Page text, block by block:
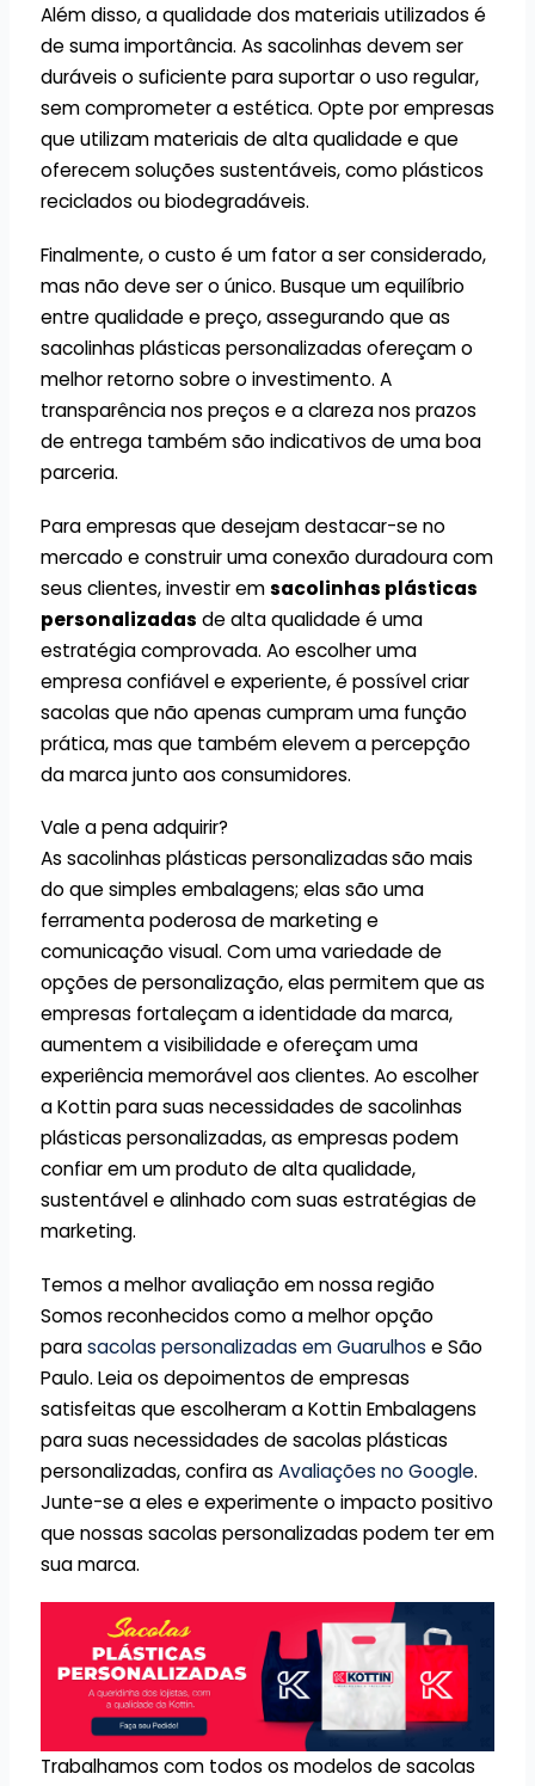
Além disso, a qualidade dos materiais utilizados é
de suma importância. As sacolinhas devem ser
duráveis o suficiente para suportar o uso regular,
sem comprometer a estética. Opte por empresas
que utilizam materiais de alta qualidade e que
oferecem soluções sustentáveis, como plásticos
reciclados ou biodegradáveis.
Finalmente, o custo é um fator a ser considerado,
mas não deve ser o único. Busque um equilíbrio
entre qualidade e preço, assegurando que as
sacolinhas plásticas personalizadas ofereçam o
melhor retorno sobre o investimento. A
transparência nos preços e a clareza nos prazos
de entrega também são indicativos de uma boa
parceria.
Para empresas que desejam destacar-se no
mercado e construir uma conexão duradoura com
seus clientes, investir emsacolinhas plásticas
personalizadas de alta qualidade é uma
estratégia comprovada. Ao escolher uma
empresa confiável e experiente, é possível criar
sacolas que não apenas cumpram uma função
prática, mas que também elevem a percepção
da marca junto aos consumidores.
Vale a pena adquirir?
As sacolinhas plásticas personalizadassão mais
do que simples embalagens; elas são uma
ferramenta poderosa de marketing e
comunicação visual. Com uma variedade de
opções de personalização, elas permitem que as
empresas fortaleçam a identidade da marca,
aumentem a visibilidade e ofereçam uma
experiência memorável aos clientes. Ao escolher
a Kottin para suas necessidades de sacolinhas
plásticas personalizadas, as empresas podem
confiar em um produto de alta qualidade,
sustentável e alinhado com suas estratégias de
marketing.
Temos a melhor avaliação em nossa região
Somos reconhecidos como a melhor opção
parasacolas personalizadas em Guarulhos e São
Paulo. Leia os depoimentos de empresas
satisfeitas que escolheram a Kottin Embalagens
para suas necessidades de sacolas plásticas
personalizadas, confira as Avaliações no Google.
Junte-se a eles e experimente o impacto positivo
que nossas sacolas personalizadas podem ter em
sua marca.
Trabalhamos com todos os modelos de sacolas